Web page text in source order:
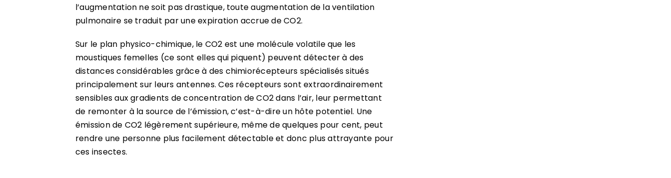
l’augmentation ne soit pas drastique, toute augmentation de la ventilation
pulmonaire se traduit par une expiration accrue de CO2.
Sur le plan physico-chimique, le CO2 est une molécule volatile que les
moustiques femelles (ce sont elles qui piquent) peuvent détecter à des
distances considérables grâce à des chimiorécepteurs spécialisés situés
principalement sur leurs antennes. Ces récepteurs sont extraordinairement
sensibles aux gradients de concentration de CO2 dans l’air, leur permettant
de remonter à la source de l’émission, c’est-à-dire un hôte potentiel. Une
émission de CO2 légèrement supérieure, même de quelques pour cent, peut
rendre une personne plus facilement détectable et donc plus attrayante pour
ces insectes.